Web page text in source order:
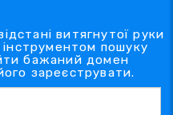
витягнутої руки
пошуку
бажаний домен
зареєструвати.